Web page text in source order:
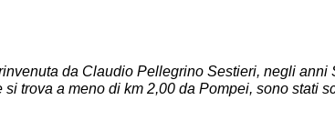
da Claudio Pellegrino Sestieri, negli
trova a meno di km 2,00 da Pompei, sono